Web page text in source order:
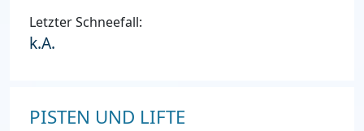
Letzter Schneefall:
k.A.
PISTEN UND LIFTE